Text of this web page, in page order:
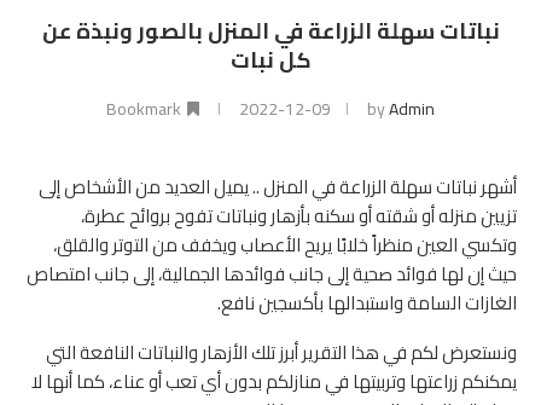
نباتات سهلة الزراعة في المنزل بالصور ونبذة عن
كل نبات
byAdmin
2022-12-09
Bookmark
أشهر نباتات سهلة الزراعة في المنزل .. يميل العديد من الأشخاص إلى
تزيين منزله أو شقته أو سكنه بأزهار ونباتات تفوح بروائح عطرة،
وتكسي العين منظراً خلابًا يريح الأعصاب ويخفف من التوتر والقلق،
حيث إن لها فوائد صحية إلى جانب فوائدها الجمالية، إلى جانب امتصاص
الغازات السامة واستبدالها بأكسجين نافع.
ونستعرض لكم في هذا التقرير أبرز تلك الأزهار والنباتات النافعة التي
يمكنكم زراعتها وتربيتها في منازلكم بدون أي تعب أو عناء، كما أنها لا